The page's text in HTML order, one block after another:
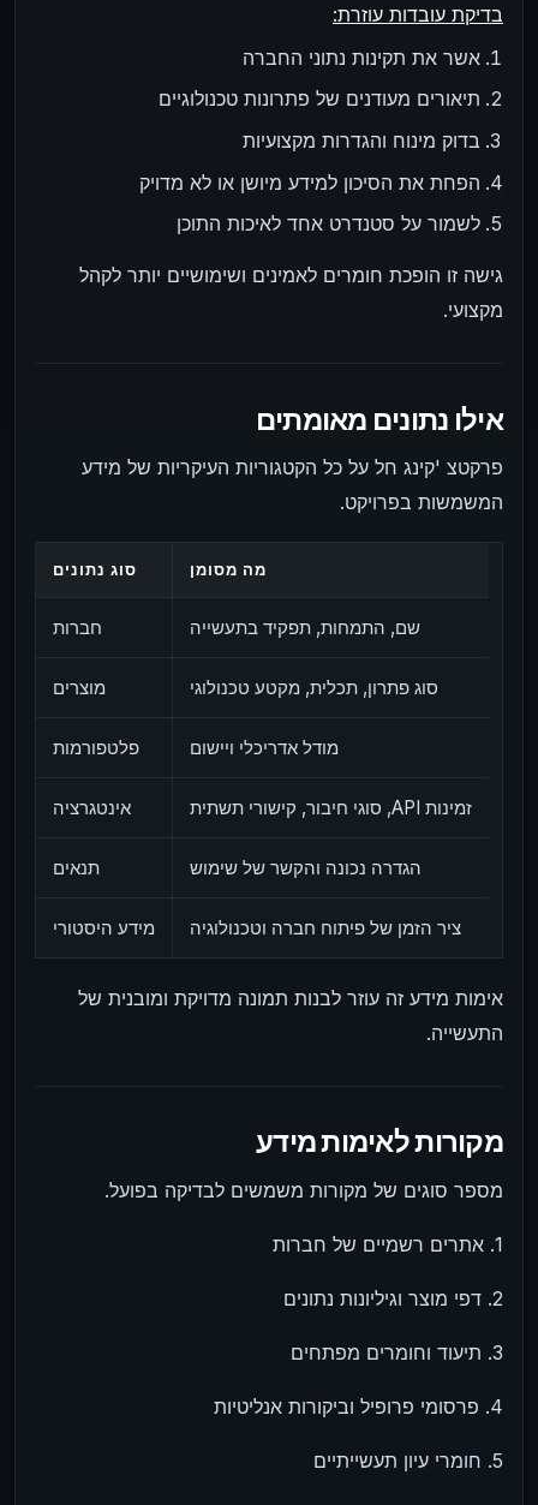
בדיקת עובדות עוזרת:
אשר את תקינות נתוני החברה
תיאורים מעודנים של פתרונות טכנולוגיים
בדוק מינוח והגדרות מקצועיות
הפחת את הסיכון למידע מיושן או לא מדויק
לשמור על סטנדרט אחד לאיכות התוכן
גישה זו הופכת חומרים לאמינים ושימושיים יותר לקהל
מקצועי.
אילו נתונים מאומתים
פרקטצ 'קינג חל על כל הקטגוריות העיקריות של מידע
המשמשות בפרויקט.
סוג נתונים מה מסומן
חברות שם, התמחות, תפקיד בתעשייה
מוצרים סוג פתרון, תכלית, מקטע טכנולוגי
פלטפורמות מודל אדריכלי ויישום
אינטגרציה זמינות API, סוגי חיבור, קישורי תשתית
תנאים הגדרה נכונה והקשר של שימוש
מידע היסטורי ציר הזמן של פיתוח חברה וטכנולוגיה
אימות מידע זה עוזר לבנות תמונה מדויקת ומובנית של
התעשייה.
מקורות לאימות מידע
מספר סוגים של מקורות משמשים לבדיקה בפועל.
1. אתרים רשמיים של חברות
2. דפי מוצר וגיליונות נתונים
3. תיעוד וחומרים מפתחים
4. פרסומי פרופיל וביקורות אנליטיות
5. חומרי עיון תעשייתיים